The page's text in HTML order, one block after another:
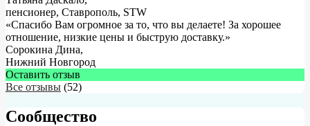
пенсионер, Ставрополь, STW
«Спасибо Вам огромное за то, что вы делаете! За хорошее
отношение, низкие цены и быструю доставку.»
Сорокина Дина,
Нижний Новгород
Оставить отзыв
Все отзывы (52)
Сообщество